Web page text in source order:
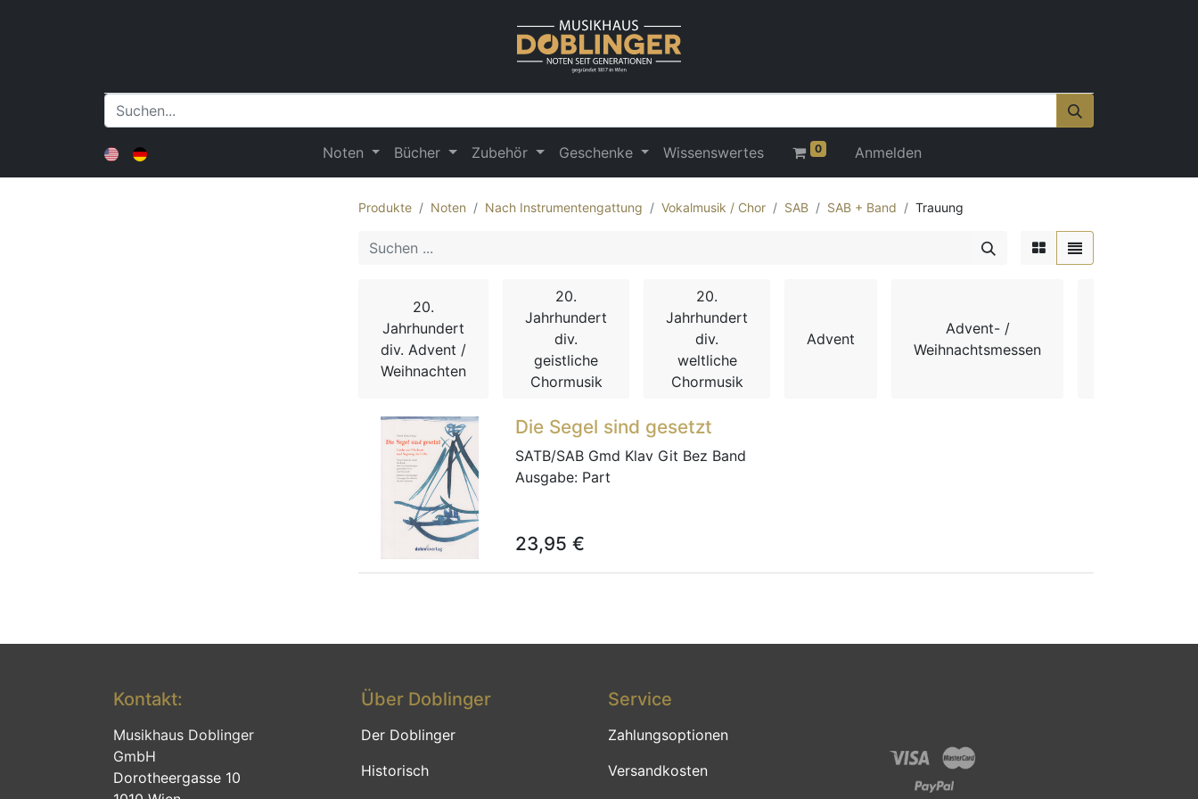
Noten Bücher Zubehör Geschenke Wissenswertes 0 Anmelden
Produkte Noten Nach Instrumentengattung Vokalmusik / Chor SAB SAB + Band Trauung
20.
Jahrhundert
div. Advent /
Weihnachten
20.
Jahrhundert
div.
geistliche
Chormusik
20.
Jahrhundert
div.
weltliche
Chormusik
Advent
Advent- /
Weihnachtsmessen
Die Segel sind gesetzt
SATB/SAB Gmd Klav Git Bez Band
Ausgabe: Part
23,95 €
Kontakt:
Musikhaus Doblinger
GmbH
Dorotheergasse 10
Über Doblinger
Der Doblinger
Historisch
Service
Zahlungsoptionen
Versandkosten